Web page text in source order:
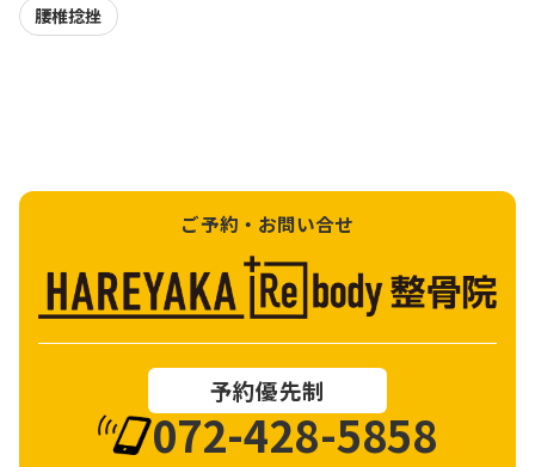
腰椎捻挫
ご予約・お問い合せ
予約優先制
072-428-5858